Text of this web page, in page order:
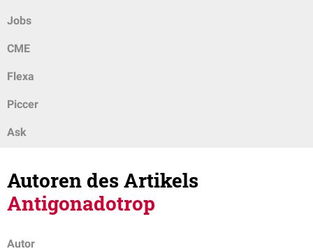
Jobs
CME
Flexa
Piccer
Ask
Autoren des Artikels
Antigonadotrop
Autor